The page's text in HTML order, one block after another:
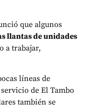
que algunos
llantas de unidades
a trabajar,
líneas de
de El Tambo
también se